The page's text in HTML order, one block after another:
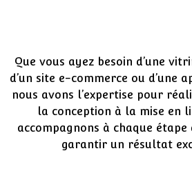
Que vous ayez besoin d’une
d’un site e-commerce ou d’une
nous avons l’expertise pour
la conception à la mise en
accompagnons à chaque
garantir un résultat